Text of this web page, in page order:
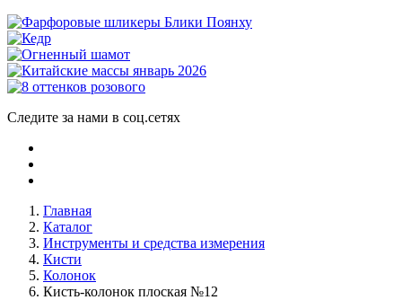
Следите за нами в соц.сетях
Главная
Каталог
Инструменты и средства измерения
Кисти
Колонок
Кисть-колонок плоская №12